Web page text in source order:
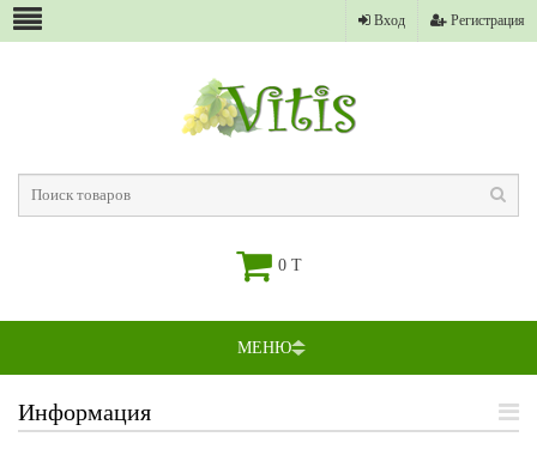
Вход Регистрация
0 T
МЕНЮ
Информация